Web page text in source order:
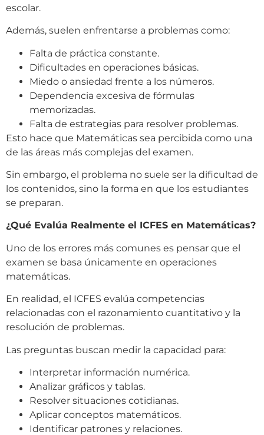
escolar.
Además, suelen enfrentarse a problemas como:
Falta de práctica constante.
Dificultades en operaciones básicas.
Miedo o ansiedad frente a los números.
Dependencia excesiva de fórmulas
memorizadas.
Falta de estrategias para resolver problemas.
Esto hace que Matemáticas sea percibida como una
de las áreas más complejas del examen.
Sin embargo, el problema no suele ser la dificultad de
los contenidos, sino la forma en que los estudiantes
se preparan.
¿Qué Evalúa Realmente el ICFES en Matemáticas?
Uno de los errores más comunes es pensar que el
examen se basa únicamente en operaciones
matemáticas.
En realidad, el ICFES evalúa competencias
relacionadas con el razonamiento cuantitativo y la
resolución de problemas.
Las preguntas buscan medir la capacidad para:
Interpretar información numérica.
Analizar gráficos y tablas.
Resolver situaciones cotidianas.
Aplicar conceptos matemáticos.
Identificar patrones y relaciones.